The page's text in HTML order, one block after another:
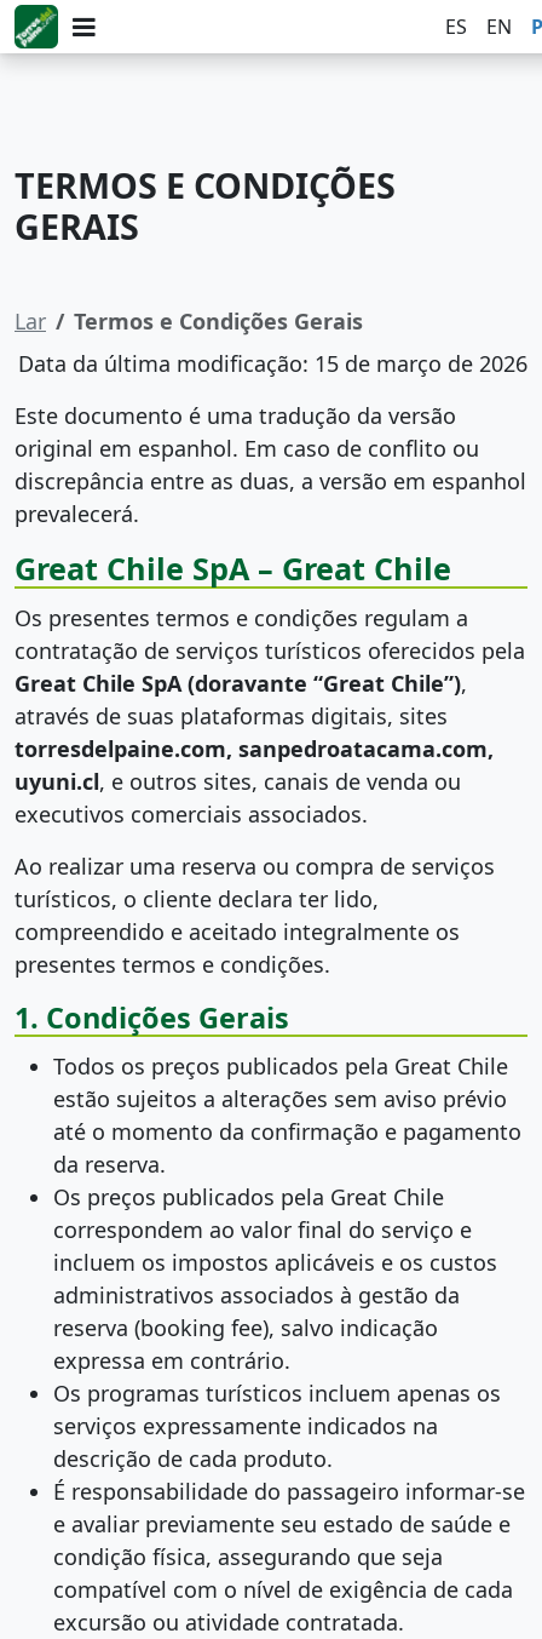
ES EN
TERMOS E CONDIÇÕES
GERAIS
Lar
Termos e Condições Gerais
Data da última modificação: 15 de março de 2026
Este documento é uma tradução da versão
original em espanhol. Em caso de conflito ou
discrepância entre as duas, a versão em espanhol
prevalecerá.
Great Chile SpA – Great Chile
Os presentes termos e condições regulam a
contratação de serviços turísticos oferecidos pela
Great Chile SpA (doravante “Great Chile”),
através de suas plataformas digitais, sites
torresdelpaine.com, sanpedroatacama.com,
uyuni.cl, e outros sites, canais de venda ou
executivos comerciais associados.
Ao realizar uma reserva ou compra de serviços
turísticos, o cliente declara ter lido,
compreendido e aceitado integralmente os
presentes termos e condições.
1. Condições Gerais
Todos os preços publicados pela Great Chile
estão sujeitos a alterações sem aviso prévio
até o momento da confirmação e pagamento
da reserva.
Os preços publicados pela Great Chile
correspondem ao valor final do serviço e
incluem os impostos aplicáveis e os custos
administrativos associados à gestão da
reserva (booking fee), salvo indicação
expressa em contrário.
Os programas turísticos incluem apenas os
serviços expressamente indicados na
descrição de cada produto.
É responsabilidade do passageiro informar-se
e avaliar previamente seu estado de saúde e
condição física, assegurando que seja
compatível com o nível de exigência de cada
excursão ou atividade contratada.